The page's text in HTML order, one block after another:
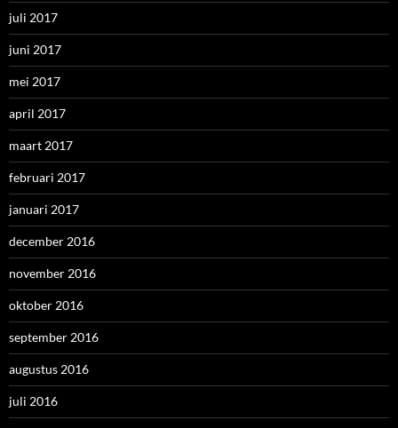
juli 2017
juni 2017
mei 2017
april 2017
maart 2017
februari 2017
januari 2017
december 2016
november 2016
oktober 2016
september 2016
augustus 2016
juli 2016